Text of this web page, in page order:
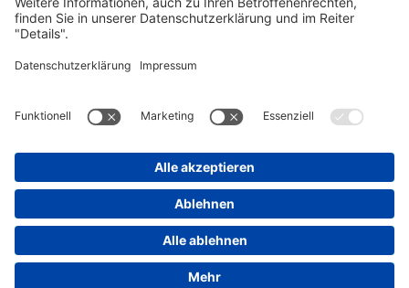
Kurs-Merkliste
Bitte melden Sie sich über den folgenden Button an:
Sie haben noch kein Konto?
Registrieren Sie sich jetzt
Warenkorb
Es befinden sich derzeit keine Kurse/Veranstaltungen in Ihrem